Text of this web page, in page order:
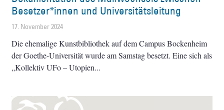
Besetzer*innen und Universitätsleitung
17. November 2024
Die ehemalige Kunstbibliothek auf dem Campus Bockenheim
der Goethe-Universität wurde am Samstag besetzt. Eine sich als
„Kollektiv UFo – Utopien